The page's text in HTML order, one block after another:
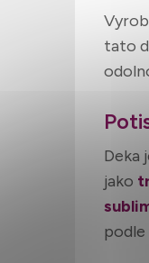
tato
Deka
jako
podle